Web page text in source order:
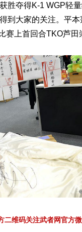
胜夺得K-1 WGP轻
到大家的关注。平本
赛上首回合TKO芦田
二维码关注武者网官方